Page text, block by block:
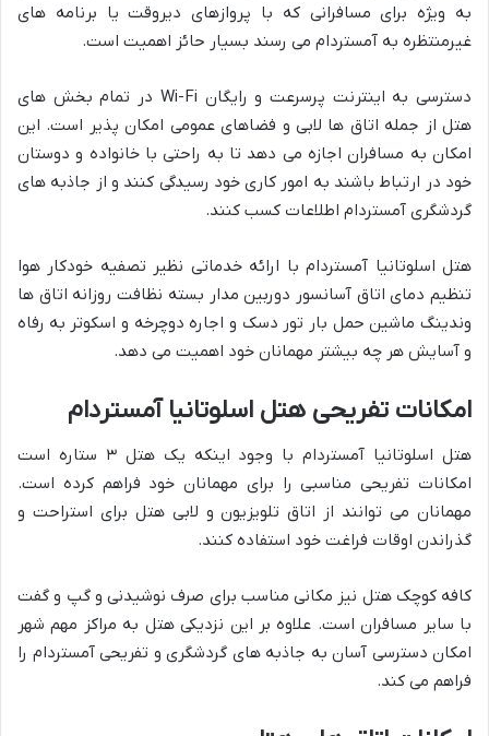
به ویژه برای مسافرانی که با پروازهای دیروقت یا برنامه های
غیرمنتظره به آمستردام می رسند بسیار حائز اهمیت است.
دسترسی به اینترنت پرسرعت و رایگان Wi-Fi در تمام بخش های
هتل از جمله اتاق ها لابی و فضاهای عمومی امکان پذیر است. این
امکان به مسافران اجازه می دهد تا به راحتی با خانواده و دوستان
خود در ارتباط باشند به امور کاری خود رسیدگی کنند و از جاذبه های
گردشگری آمستردام اطلاعات کسب کنند.
هتل اسلوتانیا آمستردام با ارائه خدماتی نظیر تصفیه خودکار هوا
تنظیم دمای اتاق آسانسور دوربین مدار بسته نظافت روزانه اتاق ها
وندینگ ماشین حمل بار تور دسک و اجاره دوچرخه و اسکوتر به رفاه
و آسایش هر چه بیشتر مهمانان خود اهمیت می دهد.
امکانات تفریحی هتل اسلوتانیا آمستردام
هتل اسلوتانیا آمستردام با وجود اینکه یک هتل ۳ ستاره است
امکانات تفریحی مناسبی را برای مهمانان خود فراهم کرده است.
مهمانان می توانند از اتاق تلویزیون و لابی هتل برای استراحت و
گذراندن اوقات فراغت خود استفاده کنند.
کافه کوچک هتل نیز مکانی مناسب برای صرف نوشیدنی و گپ و گفت
با سایر مسافران است. علاوه بر این نزدیکی هتل به مراکز مهم شهر
امکان دسترسی آسان به جاذبه های گردشگری و تفریحی آمستردام را
فراهم می کند.